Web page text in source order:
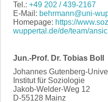
Tel.: +49 202 / 439-2167
E-Mail: behrmann@uni-
Homepage: https://
wuppertal.de/de/team/
Jun.-Prof. Dr. Tobias Boll
Johannes Gutenberg-
Institut für Soziologie
Jakob-Welder-Weg 12
D-55128 Mainz